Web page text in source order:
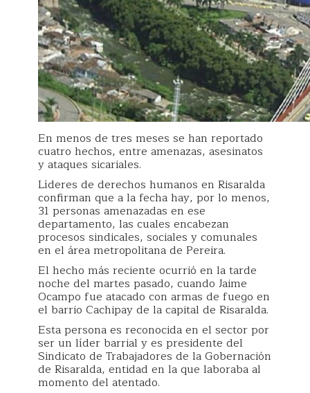
En menos de tres meses se han reportado
cuatro hechos, entre amenazas, asesinatos
y ataques sicariales.
Líderes de derechos humanos en Risaralda
confirman que a la fecha hay, por lo menos,
31 personas amenazadas en ese
departamento, las cuales encabezan
procesos sindicales, sociales y comunales
en el área metropolitana de Pereira.
El hecho más reciente ocurrió en la tarde
noche del martes pasado, cuando Jaime
Ocampo fue atacado con armas de fuego en
el barrio Cachipay de la capital de Risaralda.
Esta persona es reconocida en el sector por
ser un líder barrial y es presidente del
Sindicato de Trabajadores de la Gobernación
de Risaralda, entidad en la que laboraba al
momento del atentado.